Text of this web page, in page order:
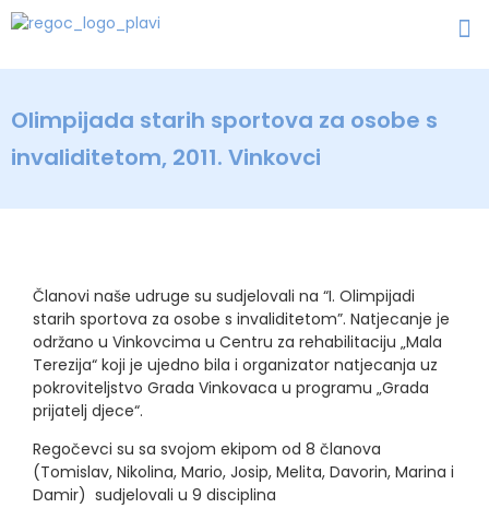
Olimpijada starih sportova za osobe s
invaliditetom, 2011. Vinkovci
Članovi naše udruge su sudjelovali na “I. Olimpijadi
starih sportova za osobe s invaliditetom”. Natjecanje je
održano u Vinkovcima u Centru za rehabilitaciju „Mala
Terezija“ koji je ujedno bila i organizator natjecanja uz
pokroviteljstvo Grada Vinkovaca u programu „Grada
prijatelj djece“.
Regočevci su sa svojom ekipom od 8 članova
(Tomislav, Nikolina, Mario, Josip, Melita, Davorin, Marina i
Damir) sudjelovali u 9 disciplina